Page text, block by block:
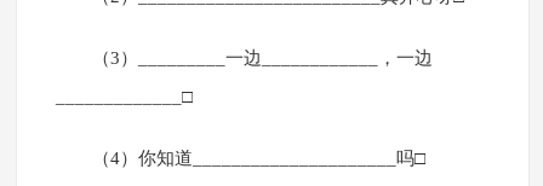
（3）_________一边____________，一边
_____________□
（4）你知道_____________________吗□